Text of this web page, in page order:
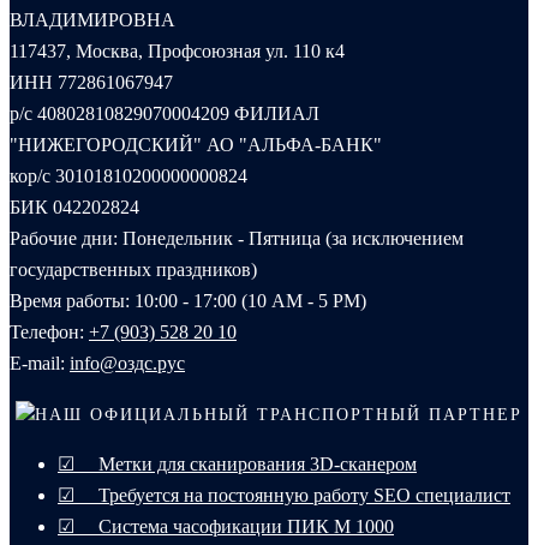
ВЛАДИМИРОВНА
117437, Москва, Профсоюзная ул. 110 к4
ИНН 772861067947
р/с 40802810829070004209 ФИЛИАЛ
"НИЖЕГОРОДСКИЙ" АО "АЛЬФА-БАНК"
кор/с 30101810200000000824
БИК 042202824
Рабочие дни: Понедельник - Пятница (за исключением
государственных праздников)
Время работы: 10:00 - 17:00 (10 AM - 5 PM)
Телефон: +7 (903) 528 20 10‬
E-mail: info@оздс.рус
НАШ ОФИЦИАЛЬНЫЙ ТРАНСПОРТНЫЙ ПАРТНЕР
☑ Метки для сканирования 3D-сканером
☑ Требуется на постоянную работу SEO специалист
☑ Система часофикации ПИК М 1000